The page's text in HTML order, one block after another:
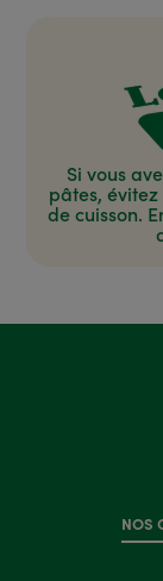
Si vous
pâtes, évitez
de cuisson.
NOS